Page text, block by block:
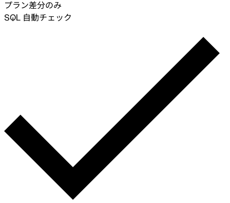
プラン差分のみ
SQL 自動チェック